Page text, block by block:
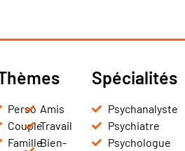
Perso
Couple
Famille
Amis
Travail
Bien-
Spécialités
Psychanalyste
Psychiatre
Psychologue